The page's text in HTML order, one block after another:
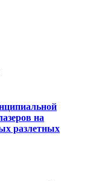
на
разлетных